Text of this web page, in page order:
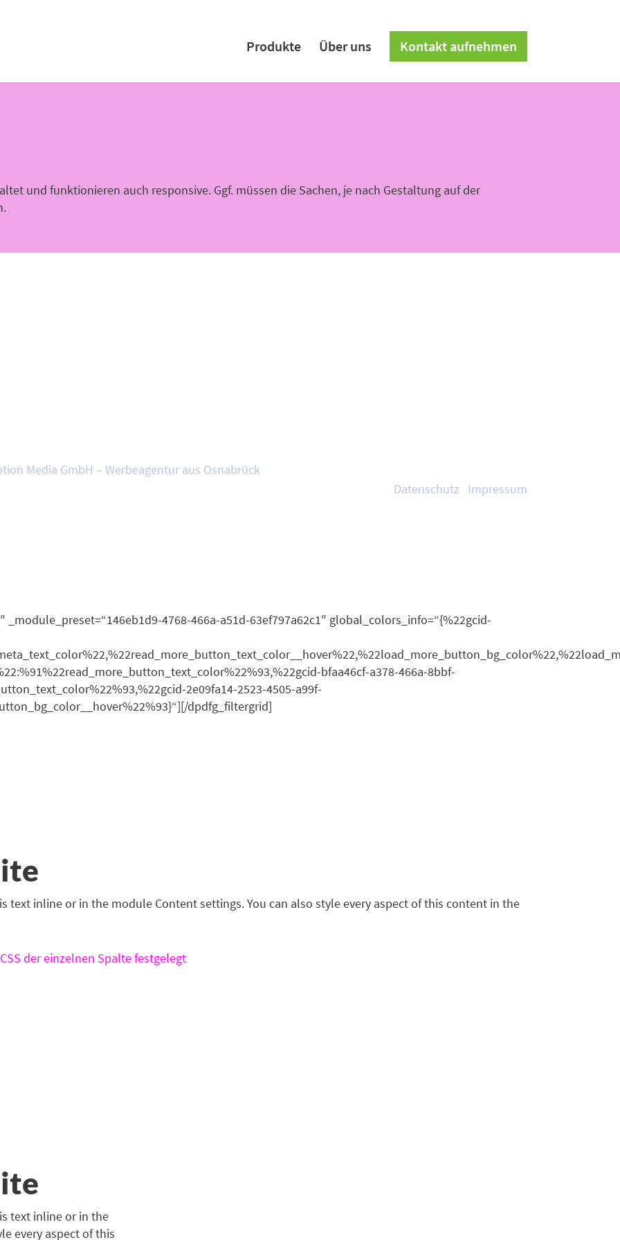
Produkte Über uns Kontakt aufnehmen
und funktionieren auch responsive. Ggf. müssen die Sachen, je nach Gestaltung auf der
Media GmbH – Werbeagentur aus Osnabrück
Datenschutz
Impressum
4768-466a-a51d-63ef797a62c1″ global_colors_info=“{%22gcid-
bfaa46cf-a378-466a-8bbf-
2e09fa14-2523-4505-a99f-
dpdfg_filtergrid]
text inline or in the module Content settings. You can also style every aspect of this content in the
der einzelnen Spalte festgelegt
text inline or in the
every aspect of this